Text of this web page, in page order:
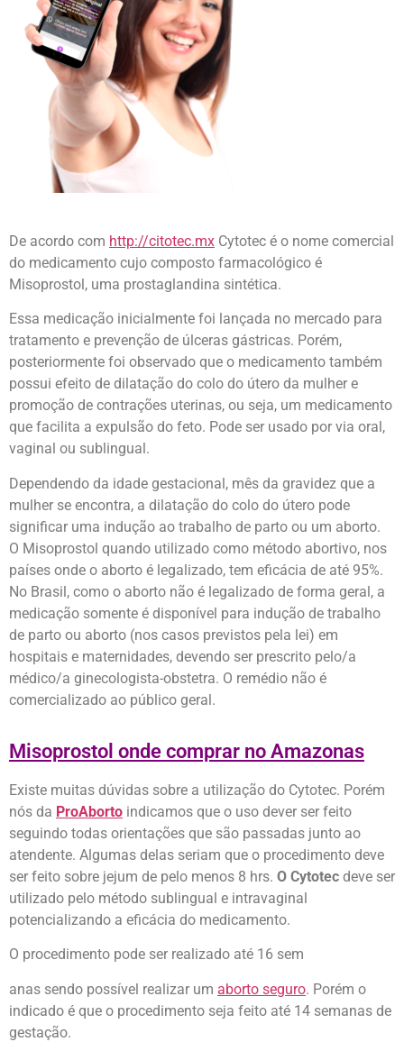
De acordo com http://citotec.mx Cytotec é o nome comercial
do medicamento cujo composto farmacológico é
Misoprostol, uma prostaglandina sintética.
Essa medicação inicialmente foi lançada no mercado para
tratamento e prevenção de úlceras gástricas. Porém,
posteriormente foi observado que o medicamento também
possui efeito de dilatação do colo do útero da mulher e
promoção de contrações uterinas, ou seja, um medicamento
que facilita a expulsão do feto. Pode ser usado por via oral,
vaginal ou sublingual.
Dependendo da idade gestacional, mês da gravidez que a
mulher se encontra, a dilatação do colo do útero pode
significar uma indução ao trabalho de parto ou um aborto.
O Misoprostol quando utilizado como método abortivo, nos
países onde o aborto é legalizado, tem eficácia de até 95%.
No Brasil, como o aborto não é legalizado de forma geral, a
medicação somente é disponível para indução de trabalho
de parto ou aborto (nos casos previstos pela lei) em
hospitais e maternidades, devendo ser prescrito pelo/a
médico/a ginecologista-obstetra. O remédio não é
comercializado ao público geral.
Misoprostol onde comprar no Amazonas
Existe muitas dúvidas sobre a utilização do Cytotec. Porém
nós da ProAborto indicamos que o uso dever ser feito
seguindo todas orientações que são passadas junto ao
atendente. Algumas delas seriam que o procedimento deve
ser feito sobre jejum de pelo menos 8 hrs. O Cytotec deve ser
utilizado pelo método sublingual e intravaginal
potencializando a eficácia do medicamento.
O procedimento pode ser realizado até 16 sem
anas sendo possível realizar um aborto seguro. Porém o
indicado é que o procedimento seja feito até 14 semanas de
gestação.